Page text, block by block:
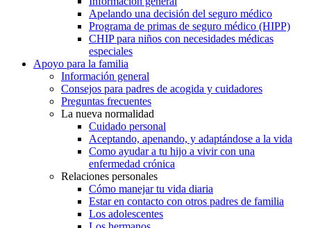
Apelando una decisión del seguro médico
Programa de primas de seguro médico (HIPP)
CHIP para niños con necesidades médicas
especiales
Apoyo para la familia
Información general
Consejos para padres de acogida y cuidadores
Preguntas frecuentes
La nueva normalidad
Cuidado personal
Aceptando, apenando, y adaptándose a la vida
Como ayudar a tu hijo a vivir con una
enfermedad crónica
Relaciones personales
Cómo manejar tu vida diaria
Estar en contacto con otros padres de familia
Los adolescentes